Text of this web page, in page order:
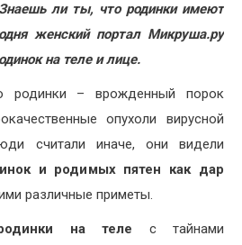
ли ты, что родинки имеют
женский портал Микруша.ру
на теле и лице.
родинки – врожденный порок
опухоли вирусной
считали иначе, они видели
и родимых пятен как дар
различные приметы.
на теле с тайнами